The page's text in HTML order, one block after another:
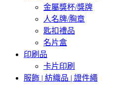
金屬獎杯/獎牌
人名牌/胸章
匙扣禮品
名片盒
印刷品
卡片印刷
服飾 | 紡織品 | 證件繩